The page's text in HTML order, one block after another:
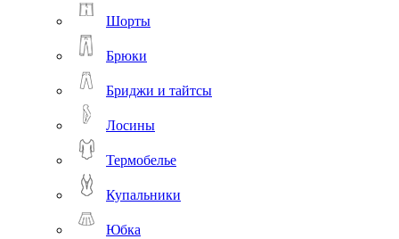
Шорты
Брюки
Бриджи и тайтсы
Лосины
Термобелье
Купальники
Юбка